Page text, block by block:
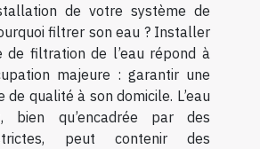
de votre système de
filtrer son eau ? Installer
de filtration de l’eau répond à
majeure : garantir une
qualité à son domicile. L’eau
bien qu’encadrée par des
peut contenir des